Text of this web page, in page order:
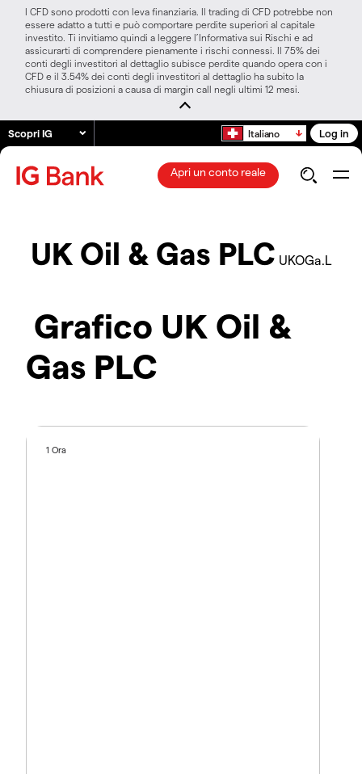
I CFD sono prodotti con leva finanziaria. Il trading di CFD potrebbe non
essere adatto a tutti e può comportare perdite superiori al capitale
investito. Ti invitiamo quindi a leggere l’Informativa sui Rischi e ad
assicurarti di comprendere pienamente i rischi connessi. Il 75% dei
conti degli investitori al dettaglio subisce perdite quando opera con i
CFD e il 3.54% dei conti degli investitori al dettaglio ha subito la
chiusura di posizioni a causa di margin call negli ultimi 12 mesi.
Scopri IG Italiano Log in
Apri un conto reale
UK Oil & Gas PLC UKOGa.L
Grafico UK Oil &
Gas PLC
1 Ora